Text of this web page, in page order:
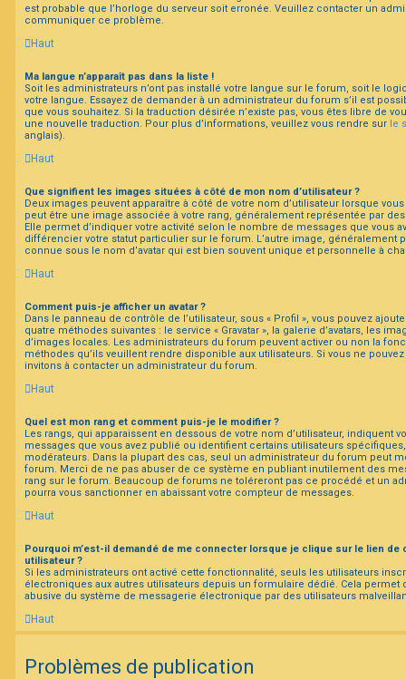
est probable que l’horloge du serveur soit erronée. Veuillez contacter un
communiquer ce problème.
Haut
Ma langue n’apparaît pas dans la liste !
Soit les administrateurs n’ont pas installé votre langue sur le forum, soit le
votre langue. Essayez de demander à un administrateur du forum s’il est
que vous souhaitez. Si la traduction désirée n’existe pas, vous êtes libre de
une nouvelle traduction. Pour plus d’informations, veuillez vous rendre sur le
anglais).
Haut
Que signifient les images situées à côté de mon nom d’utilisateur ?
Deux images peuvent apparaître à côté de votre nom d’utilisateur lorsque
peut être une image associée à votre rang, généralement représentée par
Elle permet d’indiquer votre activité selon le nombre de messages que vous
différencier votre statut particulier sur le forum. L’autre image, généralement
connue sous le nom d’avatar qui est bien souvent unique et personnelle à
Haut
Comment puis-je afficher un avatar ?
Dans le panneau de contrôle de l’utilisateur, sous « Profil », vous pouvez
quatre méthodes suivantes : le service « Gravatar », la galerie d’avatars, les
d’images locales. Les administrateurs du forum peuvent activer ou non la
méthodes qu’ils veuillent rendre disponible aux utilisateurs. Si vous ne pouvez
invitons à contacter un administrateur du forum.
Haut
Quel est mon rang et comment puis-je le modifier ?
Les rangs, qui apparaissent en dessous de votre nom d’utilisateur, indiquent
messages que vous avez publié ou identifient certains utilisateurs
modérateurs. Dans la plupart des cas, seul un administrateur du forum peut
forum. Merci de ne pas abuser de ce système en publiant inutilement des
rang sur le forum. Beaucoup de forums ne toléreront pas ce procédé et un
pourra vous sanctionner en abaissant votre compteur de messages.
Haut
Pourquoi m’est-il demandé de me connecter lorsque je clique sur le lien de
utilisateur ?
Si les administrateurs ont activé cette fonctionnalité, seuls les utilisateurs
électroniques aux autres utilisateurs depuis un formulaire dédié. Cela permet
abusive du système de messagerie électronique par des utilisateurs
Haut
Problèmes de publication